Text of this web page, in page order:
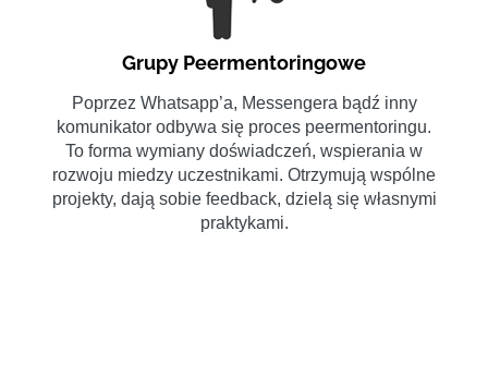
Grupy Peermentoringowe
Poprzez Whatsapp’a, Messengera bądź inny
komunikator odbywa się proces peermentoringu.
To forma wymiany doświadczeń, wspierania w
rozwoju miedzy uczestnikami. Otrzymują wspólne
projekty, dają sobie feedback, dzielą się własnymi
praktykami.